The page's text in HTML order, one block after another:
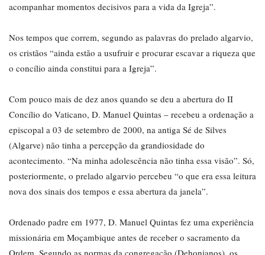
acompanhar momentos decisivos para a vida da Igreja”.
Nos tempos que correm, segundo as palavras do prelado algarvio,
os cristãos “ainda estão a usufruir e procurar escavar a riqueza que
o concílio ainda constitui para a Igreja”.
Com pouco mais de dez anos quando se deu a abertura do II
Concílio do Vaticano, D. Manuel Quintas – recebeu a ordenação a
episcopal a 03 de setembro de 2000, na antiga Sé de Silves
(Algarve) não tinha a percepção da grandiosidade do
acontecimento. “Na minha adolescência não tinha essa visão”. Só,
posteriormente, o prelado algarvio percebeu “o que era essa leitura
nova dos sinais dos tempos e essa abertura da janela”.
Ordenado padre em 1977, D. Manuel Quintas fez uma experiência
missionária em Moçambique antes de receber o sacramento da